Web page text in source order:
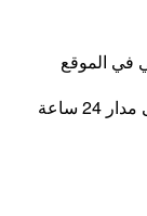
في الموقع
ساعة